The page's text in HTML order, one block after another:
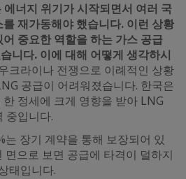
너지 위기가 시작되면서 여러 국
재가동해야 했습니다. 이런 상황
중요한 역할을 하는 가스 공급
니다. 이에 대해 어떻게 생각하시
크라이나 전쟁으로 이례적인 상황
공급이 어려워졌습니다. 한국은
정세에 크게 영향을 받아 LNG
중입니다.
는 장기 계약을 통해 보장되어 있
면으로 보면 공급에 타격이 덜하지
태입니다.